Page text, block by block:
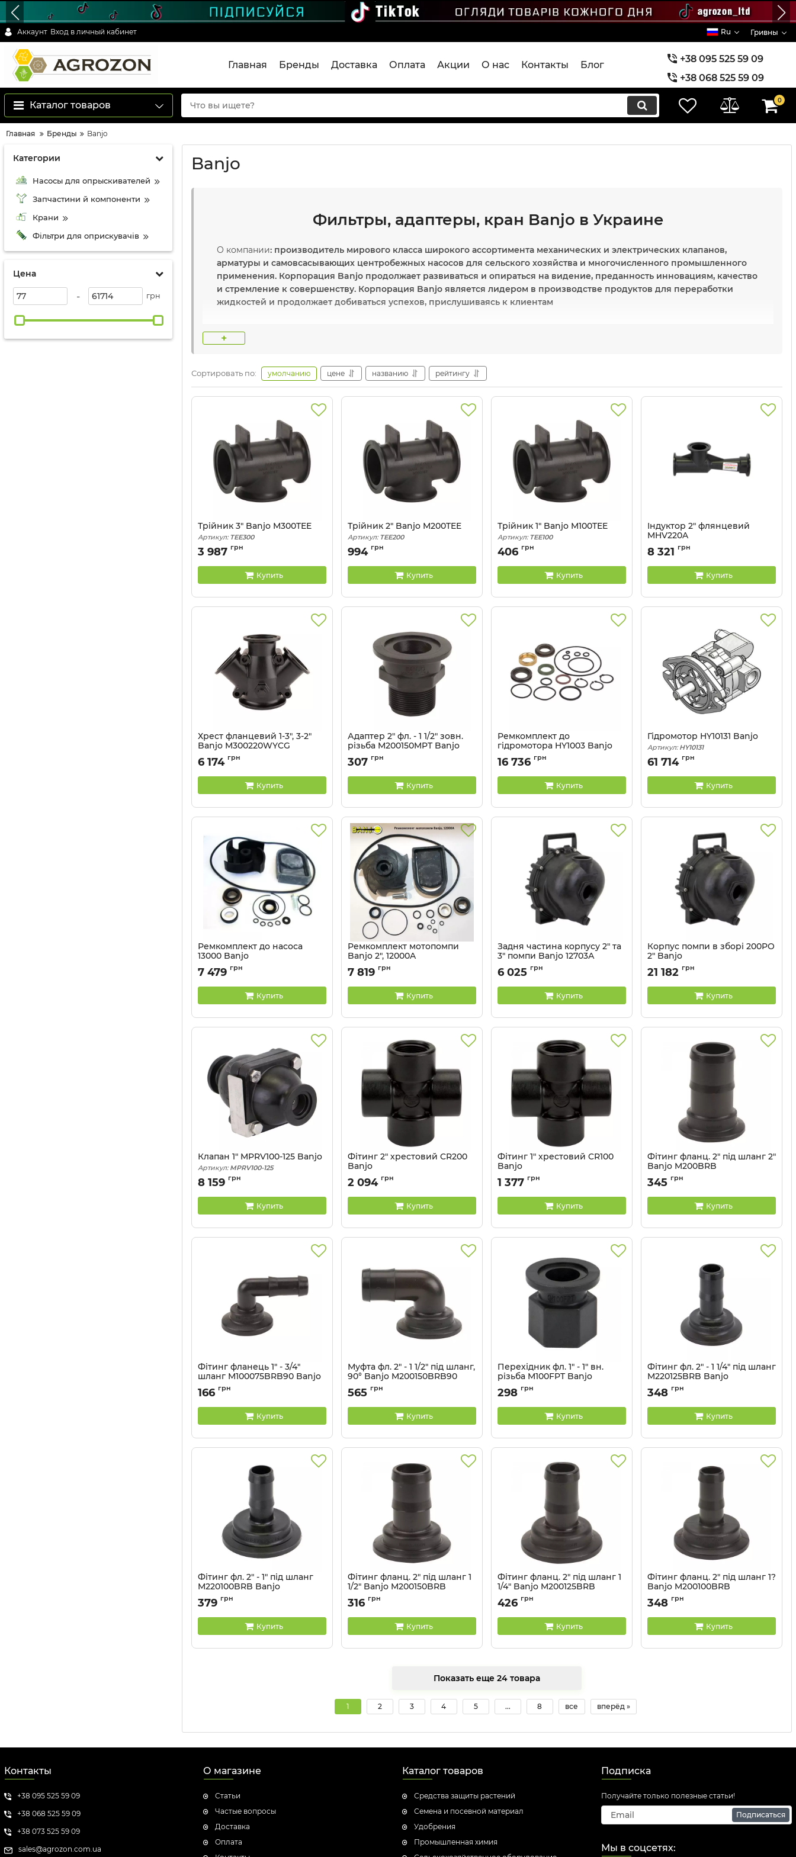
Аккаунт Вход в личный кабинет Ru Гривны
Главная Бренды Доставка Оплата Акции О нас Контакты Блог
+38 095 525 59 09
+38 068 525 59 09
+38 073 525 59 09
Каталог товаров 0
Главная Бренды Banjo
Категории
Насосы для опрыскивателей
Запчастини й компоненти
Крани
Фільтри для оприскувачів
Цена
- грн
Banjo
Фильтры, адаптеры, кран Banjo в Украине
О компании: производитель мирового класса широкого ассортимента механических и электрических клапанов,
арматуры и самовсасывающих центробежных насосов для сельского хозяйства и многочисленного промышленного
применения. Корпорация Banjo продолжает развиваться и опираться на видение, преданность инновациям, качество
и стремление к совершенству. Корпорация Banjo является лидером в производстве продуктов для переработки
жидкостей и продолжает добиваться успехов, прислушиваясь к клиентам
Основные преимущества
Название производителя: Banjo Corporation.
Где купить оборудование Banjo в Украине?
Компания Agrozon.com.ua
предлагает купить оригинальные препараты от производителя Banjo по лучшей цене в
интернете и с удобными условиями доставки по Украине. Мы предоставляем сертификат качества и гарантируем
оригинальность происхождения товара!
+
Сортировать по: умолчанию цене названию рейтингу
Трійник 3" Banjo M300TEE
Артикул: TEE300
3 987 грн
Купить
Трійник 2" Banjo M200TEE
Артикул: TEE200
994 грн
Купить
Трійник 1" Banjo M100TEE
Артикул: TEE100
406 грн
Купить
Індуктор 2" флянцевий
MHV220A
Артикул: MHV220A
8 321 грн
Купить
Хрест фланцевий 1-3", 3-2"
Banjo M300220WYCG
Артикул: M300220WYCG
6 174 грн
Купить
Адаптер 2" фл. - 1 1/2" зовн.
різьба M200150MPT Banjo
Артикул: M200150MPT
307 грн
Купить
Ремкомплект до
гідромотора HY1003 Banjo
Артикул: HY1003
16 736 грн
Купить
Гідромотор HY10131 Banjo
Артикул: HY10131
61 714 грн
Купить
Ремкомплект до насоса
13000 Banjo
Артикул: 13000
7 479 грн
Купить
Ремкомплект мотопомпи
Banjo 2", 12000A
Артикул: 12000А
7 819 грн
Купить
Задня частина корпусу 2" та
3" помпи Banjo 12703А
Артикул: 12703А
6 025 грн
Купить
Корпус помпи в зборі 200PO
2" Banjo
Артикул: 200PO
21 182 грн
Купить
Клапан 1" MPRV100-125 Banjo
Артикул: MPRV100-125
8 159 грн
Купить
Фітинг 2" хрестовий CR200
Banjo
Артикул: CR200
2 094 грн
Купить
Фітинг 1" хрестовий CR100
Banjo
Артикул: CR100
1 377 грн
Купить
Фітинг фланц. 2" під шланг 2"
Banjo M200BRB
Артикул: M200BRB
345 грн
Купить
Фітинг фланець 1" - 3/4"
шланг M100075BRB90 Banjo
Артикул: M100075BRB90
166 грн
Купить
Муфта фл. 2" - 1 1/2" під шланг,
90° Banjo M200150BRB90
Артикул: M200150BRB90
565 грн
Купить
Перехідник фл. 1" - 1" вн.
різьба M100FPT Banjo
Артикул: M100FPT
298 грн
Купить
Фітинг фл. 2" - 1 1/4" під шланг
M220125BRB Banjo
Артикул: M220125BRB
348 грн
Купить
Фітинг фл. 2" - 1" під шланг
M220100BRB Banjo
Артикул: M220100BRB
379 грн
Купить
Фітинг фланц. 2" під шланг 1
1/2" Banjo M200150BRB
Артикул: M200150BRB
316 грн
Купить
Фітинг фланц. 2" під шланг 1
1/4" Banjo M200125BRB
Артикул: M200125BRB
426 грн
Купить
Фітинг фланц. 2" під шланг 1?
Banjo M200100BRB
Артикул: M200100BRB
348 грн
Купить
Показать еще 24 товара
1 2 3 4 5 ... 8 все вперёд »
Контакты
+38 095 525 59 09
+38 068 525 59 09
+38 073 525 59 09
sales@agrozon.com.ua
О магазине
Статьи
Частые вопросы
Доставка
Оплата
Каталог товаров
Средства защиты растений
Семена и посевной материал
Удобрения
Промышленная химия
Подписка
Получайте только полезные статьи!
Подписаться
Мы в соцсетях: